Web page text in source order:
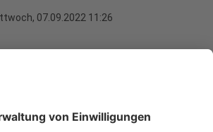
07.09.2022 11:26
Nummer-1-Hits und Fan-Favoriten